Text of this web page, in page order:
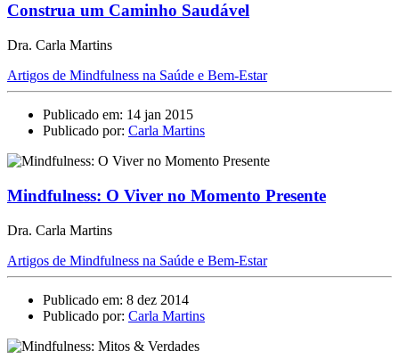
Construa um Caminho Saudável
Dra. Carla Martins
Artigos de Mindfulness na Saúde e Bem-Estar
Publicado em: 14 jan 2015
Publicado por: Carla Martins
Mindfulness: O Viver no Momento Presente
Dra. Carla Martins
Artigos de Mindfulness na Saúde e Bem-Estar
Publicado em: 8 dez 2014
Publicado por: Carla Martins